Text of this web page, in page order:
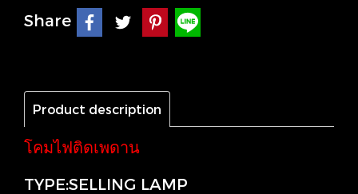
Share
Product description
โคมไฟติดเพดาน
TYPE:SELLING LAMP